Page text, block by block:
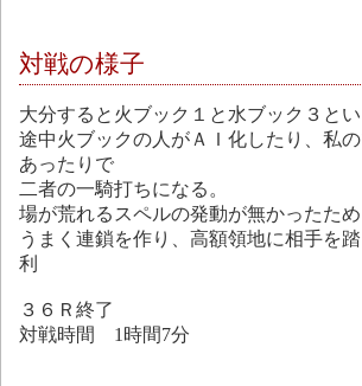
対戦の様子
大分すると火ブック１と水ブック３と
途中火ブックの人がＡＩ化したり、私
あったりで
二者の一騎打ちになる。
場が荒れるスペルの発動が無かったため
うまく連鎖を作り、高額領地に相手を
利
３６Ｒ終了
対戦時間 1時間7分